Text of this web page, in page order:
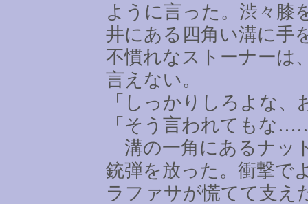
ように言った。渋々膝
井にある四角い溝に手
不慣れなストーナーは
言えない。
「しっかりしろよな、
「そう言われてもな
溝の一角にあるナッ
銃弾を放った。衝撃で
ラファサが慌てて支え